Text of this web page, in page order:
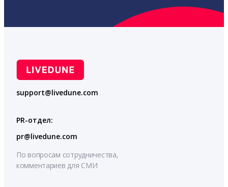
support@livedune.com
PR-отдел:
pr@livedune.com
По вопросам сотрудничества,
комментариев для СМИ